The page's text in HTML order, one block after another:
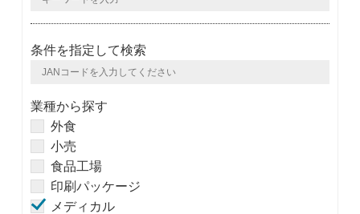
条件を指定して検索
業種から探す
外食
小売
食品工場
印刷パッケージ
メディカル